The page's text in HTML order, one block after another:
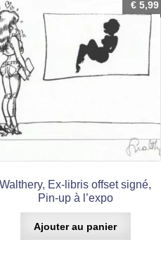
Walthery, Ex-libris offset signé,
Pin-up à l’expo
€ 5,99
Ajouter au panier